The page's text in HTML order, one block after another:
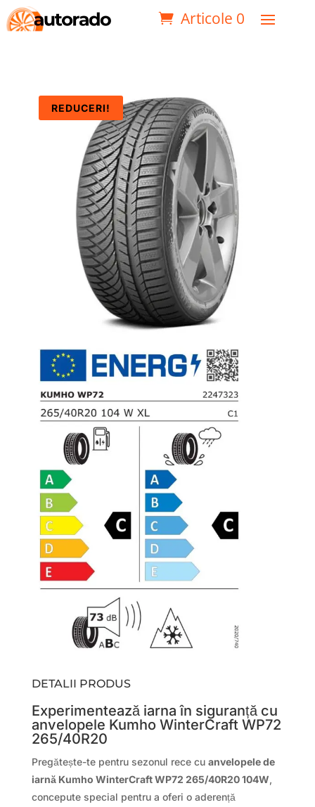
Articole 0
REDUCERI!
DETALII PRODUS
Experimentează iarna în siguranță cu
anvelopele Kumho WinterCraft WP72
265/40R20
Pregătește-te pentru sezonul rece cu anvelopele de
iarnă Kumho WinterCraft WP72 265/40R20 104W,
concepute special pentru a oferi o aderență